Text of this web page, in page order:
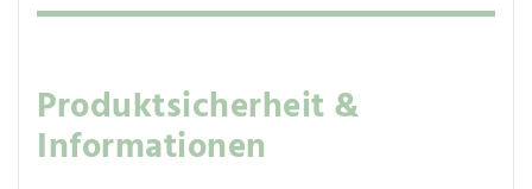
Produktsicherheit &
Informationen